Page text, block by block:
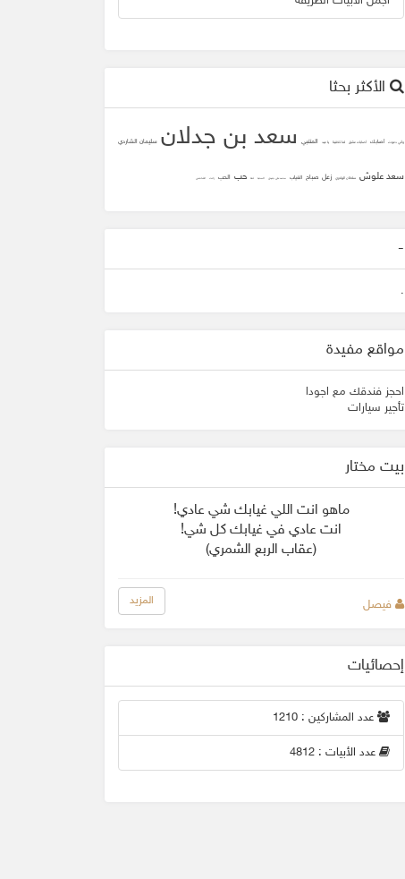
الأكثر بحثا
وأني دعوت أصابك أصابك عشق لما تلاقينا يا عيد المتنبي سعد بن جدلان سليمان الشاردي
سعد علوش سلطان الهاجري زعل صباح الغياب محمد علي جنيدي المحبه ثقه حب الحب زانت الشافعي
-
.
مواقع مفيدة
احجز فندقك مع اجودا
تأجير سيارات
بيت مختار
ماهو انت اللي غيابك شي عادي!
انت عادي في غيابك كل شي!
(عقاب الربع الشمري)
فيصل المزيد
إحصائيات
عدد المشاركين : 1210
عدد الأبيات : 4812